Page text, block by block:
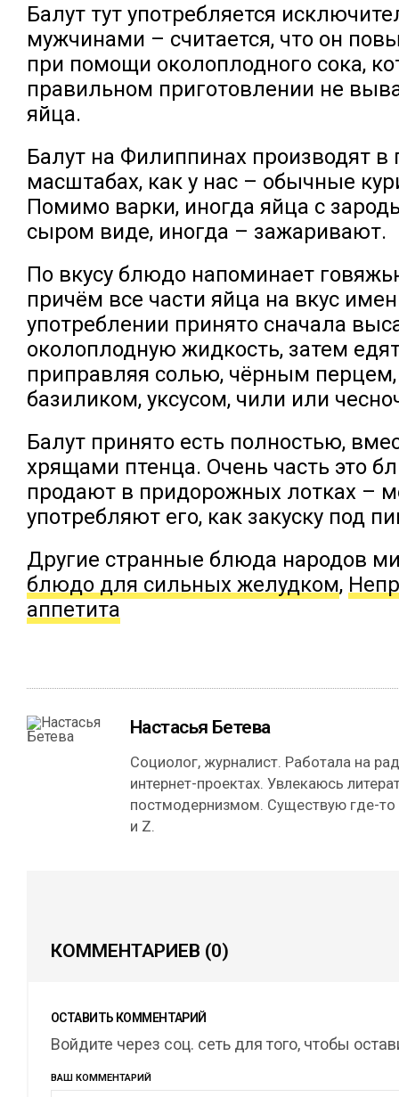
Балут тут употребляется
мужчинами – считается, что он
при помощи околоплодного сока,
правильном приготовлении не
яйца.
Балут на Филиппинах производят
масштабах, как у нас – обычные
Помимо варки, иногда яйца с
сыром виде, иногда – зажаривают.
По вкусу блюдо напоминает
причём все части яйца на вкус
употреблении принято сначала
околоплодную жидкость, затем
приправляя солью, чёрным
базиликом, уксусом, чили или
Балут принято есть полностью,
хрящами птенца. Очень часть это
продают в придорожных лотках –
употребляют его, как закуску под
Другие странные блюда народов
блюдо для сильных желудком,
аппетита
Настасья Бетева
Социолог, журналист. Работала на
интернет-проектах. Увлекаюсь
постмодернизмом. Существую где-
и Z.
КОММЕНТАРИЕВ (0)
ОСТАВИТЬ КОММЕНТАРИЙ
Войдите через соц. сеть для того, чтобы
ВАШ КОММЕНТАРИЙ